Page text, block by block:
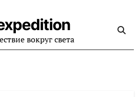
вокруг света